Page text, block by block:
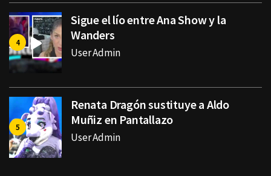
Sigue el lío entre Ana Show y la
Wanders
User Admin
Renata Dragón sustituye a Aldo
Muñiz en Pantallazo
User Admin